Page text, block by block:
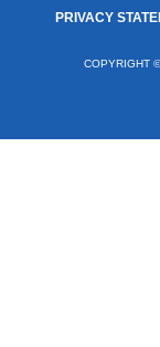
PRIVACY
COPYRIGHT